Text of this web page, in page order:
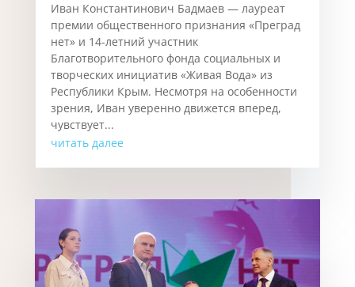
Иван Константинович Бадмаев — лауреат
премии общественного признания «Преград
нет» и 14-летний участник
Благотворительного фонда социальных и
творческих инициатив «Живая Вода» из
Республики Крым. Несмотря на особенности
зрения, Иван уверенно движется вперед,
чувствует...
читать далее